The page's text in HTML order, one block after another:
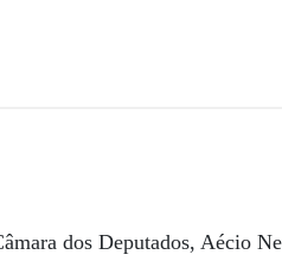
dos Deputados, Aécio